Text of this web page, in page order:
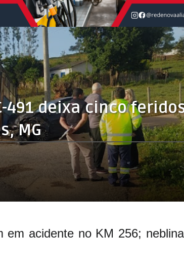
491 deixa cinco
MG
em acidente no KM 256;